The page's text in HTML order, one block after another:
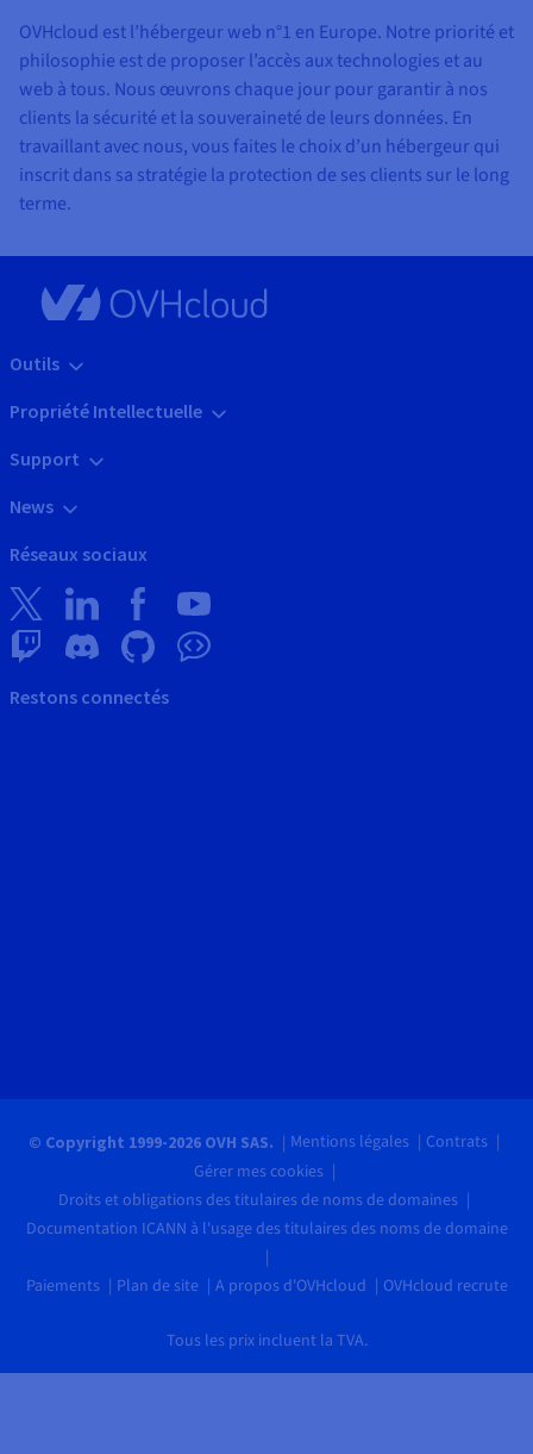
OVHcloud est l’hébergeur web n°1 en Europe. Notre priorité et
philosophie est de proposer l’accès aux technologies et au
web à tous. Nous œuvrons chaque jour pour garantir à nos
clients la sécurité et la souveraineté de leurs données. En
travaillant avec nous, vous faites le choix d’un hébergeur qui
inscrit dans sa stratégie la protection de ses clients sur le long
terme.
Outils
Propriété Intellectuelle
Support
News
Réseaux sociaux
Restons connectés
© Copyright 1999-2026 OVH SAS. Mentions légales
Contrats
Gérer mes cookies
Droits et obligations des titulaires de noms de domaines
Documentation ICANN à l'usage des titulaires des noms de domaine
Paiements Plan de site A propos d'OVHcloud OVHcloud recrute
Tous les prix incluent la TVA.